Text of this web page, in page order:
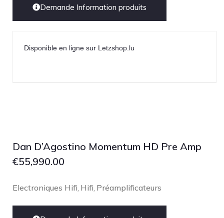
Demande Information produits
Disponible en ligne sur Letzshop.lu
Dan D’Agostino Momentum HD Pre Amp
€55,990.00
Electroniques Hifi Hifi Préamplificateurs